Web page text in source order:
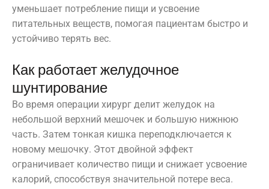
уменьшает потребление пищи и усвоение
питательных веществ, помогая пациентам быстро и
устойчиво терять вес.
Как работает желудочное
шунтирование
Во время операции хирург делит желудок на
небольшой верхний мешочек и большую нижнюю
часть. Затем тонкая кишка переподключается к
новому мешочку. Этот двойной эффект
ограничивает количество пищи и снижает усвоение
калорий, способствуя значительной потере веса.